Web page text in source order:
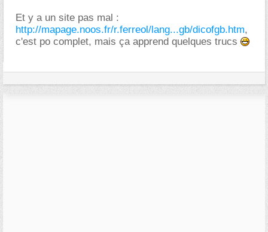
Et y a un site pas mal :
http://mapage.noos.fr/r.ferreol/lang...gb/dicofgb.htm,
c'est po complet, mais ça apprend quelques trucs